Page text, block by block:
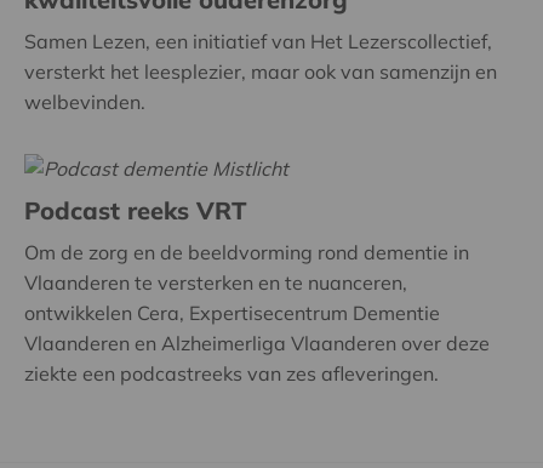
Samen Lezen, een initiatief van Het Lezerscollectief,
versterkt het leesplezier, maar ook van samenzijn en
welbevinden.
Podcast reeks VRT
Om de zorg en de beeldvorming rond dementie in
Vlaanderen te versterken en te nuanceren,
ontwikkelen Cera, Expertisecentrum Dementie
Vlaanderen en Alzheimerliga Vlaanderen over deze
ziekte een podcastreeks van zes afleveringen.